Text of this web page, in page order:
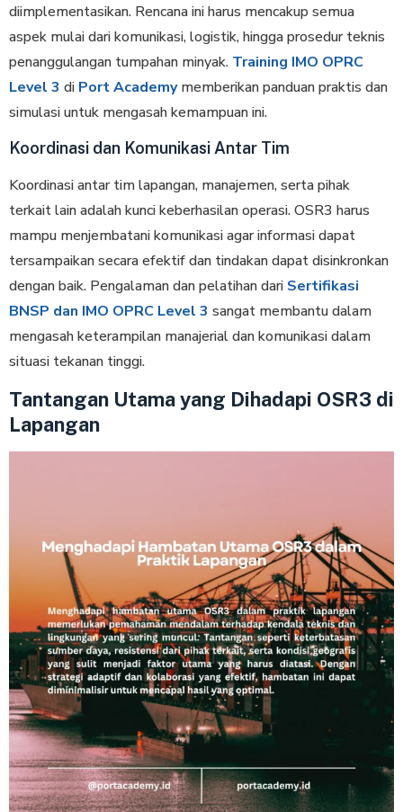
diimplementasikan. Rencana ini harus mencakup semua
aspek mulai dari komunikasi, logistik, hingga prosedur teknis
penanggulangan tumpahan minyak. Training IMO OPRC
Level 3 di Port Academymemberikan panduan praktis dan
simulasi untuk mengasah kemampuan ini.
Koordinasi dan Komunikasi Antar Tim
Koordinasi antar tim lapangan, manajemen, serta pihak
terkait lain adalah kunci keberhasilan operasi. OSR3 harus
mampu menjembatani komunikasi agar informasi dapat
tersampaikan secara efektif dan tindakan dapat disinkronkan
dengan baik. Pengalaman dan pelatihan dari Sertifikasi
BNSP dan IMO OPRC Level 3 sangat membantu dalam
mengasah keterampilan manajerial dan komunikasi dalam
situasi tekanan tinggi.
Tantangan Utama yang Dihadapi OSR3 di
Lapangan